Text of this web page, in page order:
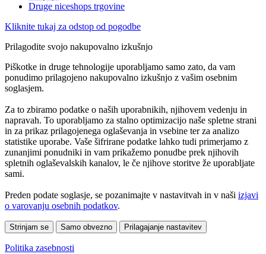
Druge niceshops trgovine
Kliknite tukaj za odstop od pogodbe
Prilagodite svojo nakupovalno izkušnjo
Piškotke in druge tehnologije uporabljamo samo zato, da vam
ponudimo prilagojeno nakupovalno izkušnjo z vašim osebnim
soglasjem.
Za to zbiramo podatke o naših uporabnikih, njihovem vedenju in
napravah. To uporabljamo za stalno optimizacijo naše spletne strani
in za prikaz prilagojenega oglaševanja in vsebine ter za analizo
statistike uporabe. Vaše šifrirane podatke lahko tudi primerjamo z
zunanjimi ponudniki in vam prikažemo ponudbe prek njihovih
spletnih oglaševalskih kanalov, le če njihove storitve že uporabljate
sami.
Preden podate soglasje, se pozanimajte v nastavitvah in v naši izjavi
o varovanju osebnih podatkov.
Strinjam se Samo obvezno Prilagajanje nastavitev
Politika zasebnosti